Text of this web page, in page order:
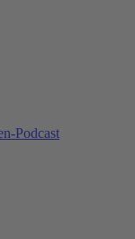
Podcast